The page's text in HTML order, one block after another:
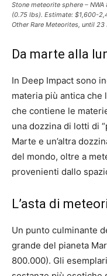
Stone meteorite sphere –
(0.75 lbs). Estimate: $1,600-
Other Rare Meteorites, until 23
Da marte alla
In Deep Impact sono
materia più antica che
che contiene le
una dozzina di lotti di
Marte e un’altra
del mondo, oltre a
provenienti dallo
L’asta di
Un punto culminante
grande del pianeta
800.000). Gli